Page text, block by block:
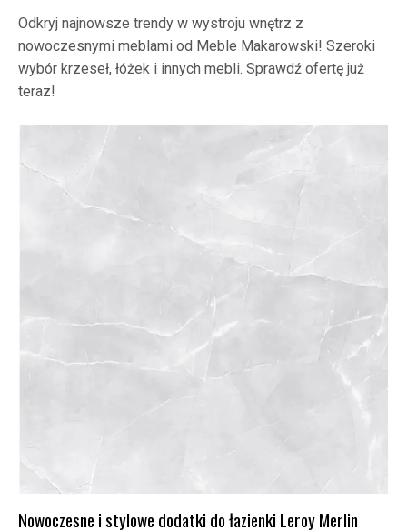
Odkryj najnowsze trendy w wystroju wnętrz z
nowoczesnymi meblami od Meble Makarowski! Szeroki
wybór krzeseł, łóżek i innych mebli. Sprawdź ofertę już
teraz!
Nowoczesne i stylowe dodatki do łazienki Leroy Merlin